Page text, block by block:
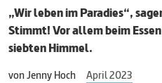
„Wir leben im Paradies“,
Stimmt! Vor allem beim
siebten Himmel.
vonJenny Hoch April 2023